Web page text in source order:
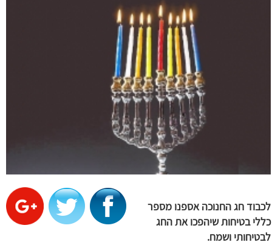
לכבוד חג החנוכה אספנו מספר
כללי בטיחות שיהפכו את החג
לבטיחותי ושמח.